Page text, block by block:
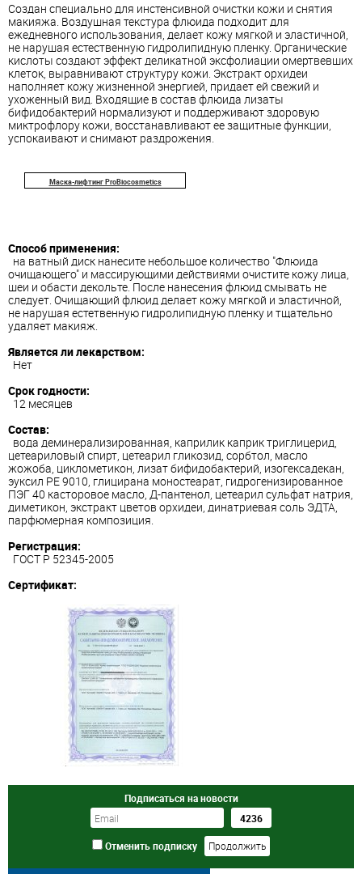
Создан специально для инстенсивной очистки кожи и снятия
макияжа. Воздушная текстура флюида подходит для
ежедневного использования, делает кожу мягкой и эластичной,
не нарушая естественную гидролипидную пленку. Органические
кислоты создают эффект деликатной эксфолиации омертвевших
клеток, выравнивают структуру кожи. Экстракт орхидеи
наполняет кожу жизненной энергией, придает ей свежий и
ухоженный вид. Входящие в состав флюида лизаты
бифидобактерий нормализуют и поддерживают здоровую
миктрофлору кожи, восстанавливают ее защитные функции,
успокаивают и снимают раздрожения.
Маска-лифтинг ProBiocosmetics
Способ применения:
на ватный диск нанесите небольшое количество "Флюида
очищающего" и массирующими действиями очистите кожу лица,
шеи и обасти декольте. После нанесения флюид смывать не
следует. Очищающий флюид делает кожу мягкой и эластичной,
не нарушая естетвенную гидролипидную пленку и тщательно
удаляет макияж.
Является ли лекарством:
Нет
Срок годности:
12 месяцев
Состав:
вода деминерализированная, каприлик каприк триглицерид,
цетеариловый спирт, цетеарил гликозид, сорбтол, масло
жожоба, циклометикон, лизат бифидобактерий, изогексадекан,
эуксил РЕ 9010, глицирана моностеарат, гидрогенизированное
ПЭГ 40 касторовое масло, Д-пантенол, цетеарил сульфат натрия,
диметикон, экстракт цветов орхидеи, динатриевая соль ЭДТА,
парфюмерная композиция.
Регистрация:
ГОСТ Р 52345-2005
Сертификат:
Подписаться на новости
Отменить подписку